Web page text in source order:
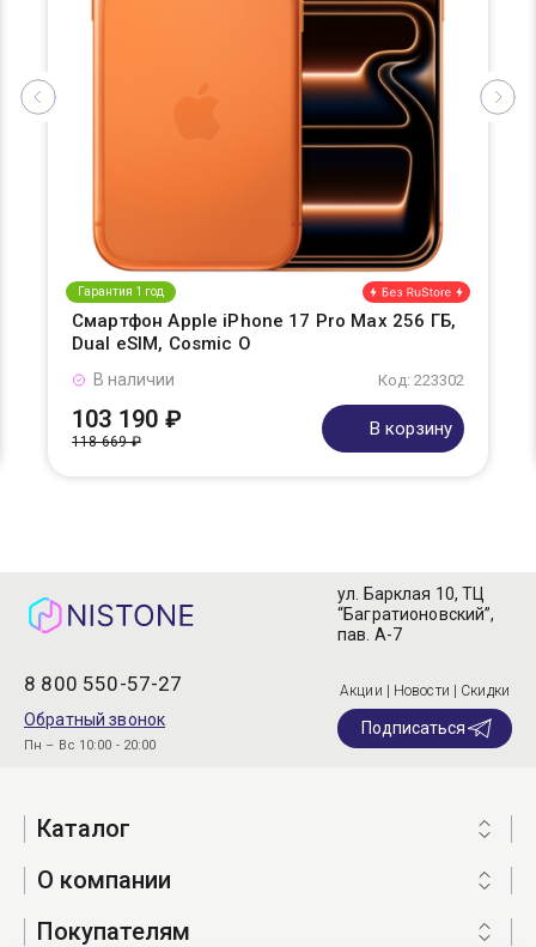
Гарантия 1 год
Смартфон Apple iPhone 17 Pro Max 256 ГБ,
Dual eSIM, Cosmic O
Код: 223302
В наличии
103 190 ₽
118 669 ₽
В корзину
8 800 550-57-27
Обратный звонок
Пн – Вс 10:00 - 20:00
ул. Барклая 10, ТЦ
“Багратионовский”,
пав. А-7
Акции | Новости | Скидки
Подписаться
Каталог
О компании
Покупателям